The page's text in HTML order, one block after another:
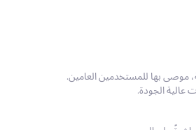
موصى بها للمستخدمين العامين.